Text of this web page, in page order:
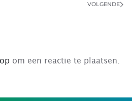
VOLGENDE
om een reactie te plaatsen.